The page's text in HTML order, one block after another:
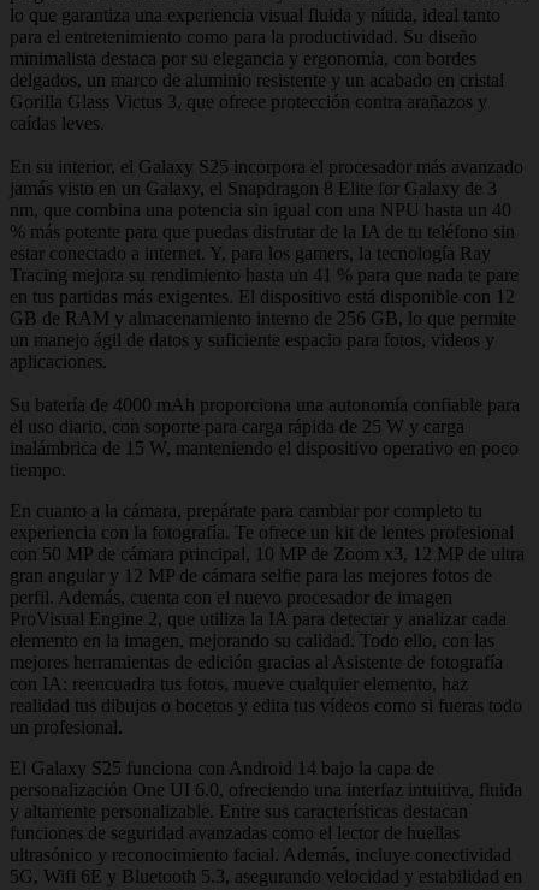
lo que garantiza una experiencia visual fluida y nítida, ideal tanto
para el entretenimiento como para la productividad. Su diseño
minimalista destaca por su elegancia y ergonomía, con bordes
delgados, un marco de aluminio resistente y un acabado en cristal
Gorilla Glass Victus 3, que ofrece protección contra arañazos y
caídas leves.
En su interior, el Galaxy S25 incorpora el procesador más avanzado
jamás visto en un Galaxy, el Snapdragon 8 Elite for Galaxy de 3
nm, que combina una potencia sin igual con una NPU hasta un 40
% más potente para que puedas disfrutar de la IA de tu teléfono sin
estar conectado a internet. Y, para los gamers, la tecnología Ray
Tracing mejora su rendimiento hasta un 41 % para que nada te pare
en tus partidas más exigentes. El dispositivo está disponible con 12
GB de RAM y almacenamiento interno de 256 GB, lo que permite
un manejo ágil de datos y suficiente espacio para fotos, videos y
aplicaciones.
Su batería de 4000 mAh proporciona una autonomía confiable para
el uso diario, con soporte para carga rápida de 25 W y carga
inalámbrica de 15 W, manteniendo el dispositivo operativo en poco
tiempo.
En cuanto a la cámara, prepárate para cambiar por completo tu
experiencia con la fotografía. Te ofrece un kit de lentes profesional
con 50 MP de cámara principal, 10 MP de Zoom x3, 12 MP de ultra
gran angular y 12 MP de cámara selfie para las mejores fotos de
perfil. Además, cuenta con el nuevo procesador de imagen
ProVisual Engine 2, que utiliza la IA para detectar y analizar cada
elemento en la imagen, mejorando su calidad. Todo ello, con las
mejores herramientas de edición gracias al Asistente de fotografía
con IA: reencuadra tus fotos, mueve cualquier elemento, haz
realidad tus dibujos o bocetos y edita tus vídeos como si fueras todo
un profesional.
El Galaxy S25 funciona con Android 14 bajo la capa de
personalización One UI 6.0, ofreciendo una interfaz intuitiva, fluida
y altamente personalizable. Entre sus características destacan
funciones de seguridad avanzadas como el lector de huellas
ultrasónico y reconocimiento facial. Además, incluye conectividad
5G, Wifi 6E y Bluetooth 5.3, asegurando velocidad y estabilidad en